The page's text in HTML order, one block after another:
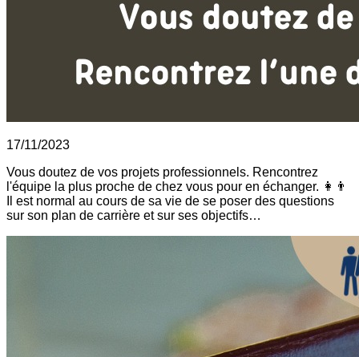
17/11/2023
Vous doutez de vos projets professionnels. Rencontrez
l'équipe la plus proche de chez vous pour en échanger. 👩👨
Il est normal au cours de sa vie de se poser des questions
sur son plan de carrière et sur ses objectifs…